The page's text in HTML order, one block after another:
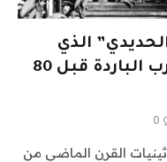
الذي
ألقاه ونستون تشرشل الحرب الباردة قبل 80
0
القرن الماضي من